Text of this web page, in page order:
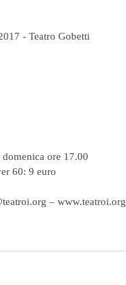
- Teatro Gobetti
ore 17.00
60: 9 euro
– www.teatroi.org